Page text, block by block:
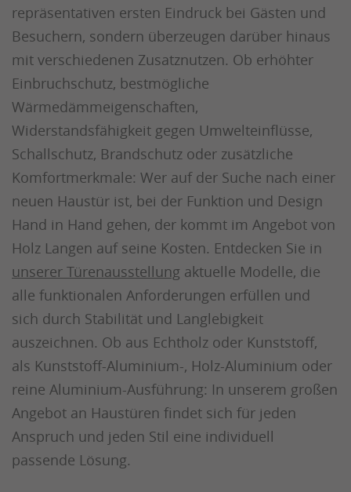
repräsentativen ersten Eindruck bei Gästen und
Besuchern, sondern überzeugen darüber hinaus
mit verschiedenen Zusatznutzen. Ob erhöhter
Einbruchschutz, bestmögliche
Wärmedämmeigenschaften,
Widerstandsfähigkeit gegen Umwelteinflüsse,
Schallschutz, Brandschutz oder zusätzliche
Komfortmerkmale: Wer auf der Suche nach einer
neuen Haustür ist, bei der Funktion und Design
Hand in Hand gehen, der kommt im Angebot von
Holz Langen auf seine Kosten. Entdecken Sie in
unserer Türenausstellung aktuelle Modelle, die
alle funktionalen Anforderungen erfüllen und
sich durch Stabilität und Langlebigkeit
auszeichnen. Ob aus Echtholz oder Kunststoff,
als Kunststoff-Aluminium-, Holz-Aluminium oder
reine Aluminium-Ausführung: In unserem großen
Angebot an Haustüren findet sich für jeden
Anspruch und jeden Stil eine individuell
passende Lösung.